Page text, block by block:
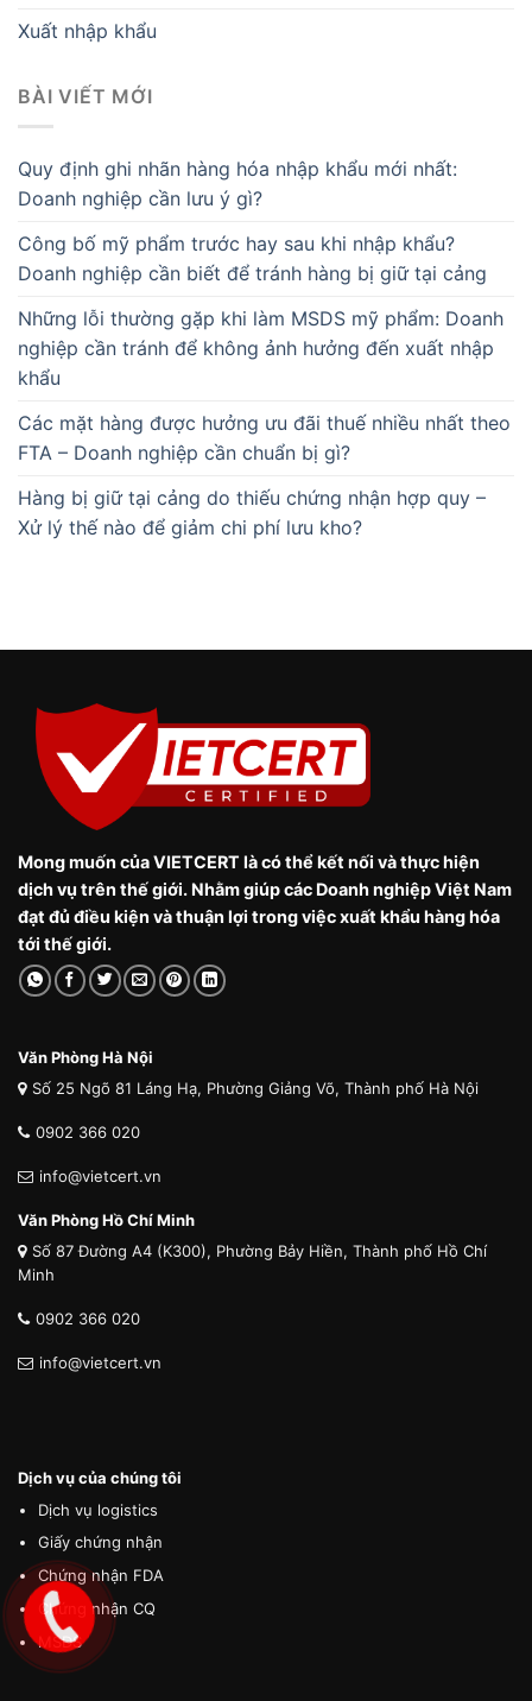
Xuất nhập khẩu
BÀI VIẾT MỚI
Quy định ghi nhãn hàng hóa nhập khẩu mới nhất:
Doanh nghiệp cần lưu ý gì?
Công bố mỹ phẩm trước hay sau khi nhập khẩu?
Doanh nghiệp cần biết để tránh hàng bị giữ tại cảng
Những lỗi thường gặp khi làm MSDS mỹ phẩm: Doanh
nghiệp cần tránh để không ảnh hưởng đến xuất nhập
khẩu
Các mặt hàng được hưởng ưu đãi thuế nhiều nhất theo
FTA – Doanh nghiệp cần chuẩn bị gì?
Hàng bị giữ tại cảng do thiếu chứng nhận hợp quy –
Xử lý thế nào để giảm chi phí lưu kho?
Mong muốn của VIETCERT là có thể kết nối và thực hiện
dịch vụ trên thế giới. Nhằm giúp các Doanh nghiệp Việt Nam
đạt đủ điều kiện và thuận lợi trong việc xuất khẩu hàng hóa
tới thế giới.
Văn Phòng Hà Nội
Số 25 Ngõ 81 Láng Hạ, Phường Giảng Võ, Thành phố Hà Nội
0902 366 020
info@vietcert.vn
Văn Phòng Hồ Chí Minh
Số 87 Đường A4 (K300), Phường Bảy Hiền, Thành phố Hồ Chí
Minh
0902 366 020
info@vietcert.vn
Dịch vụ của chúng tôi
Dịch vụ logistics
Giấy chứng nhận
Chứng nhận FDA
Chứng nhận CQ
MSDS